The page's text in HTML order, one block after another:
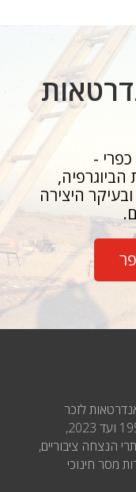
-
הביוגרפיה,
היצירה
אמן בולט בישראל, פיסל כ-50 אנדרטאות לזכר
נופלים, השואה ומייסדים. יצירותיו, מ-1950 ועד 2023,
הנצחה ציבוריים,
מסר חינוכי